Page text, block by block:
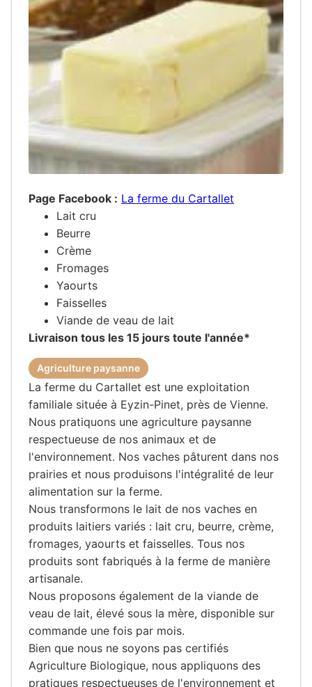
Page Facebook : La ferme du Cartallet
Lait cru
Beurre
Crème
Fromages
Yaourts
Faisselles
Viande de veau de lait
Livraison tous les 15 jours toute l'année*
Agriculture paysanne
La ferme du Cartallet est une exploitation
familiale située à Eyzin-Pinet, près de Vienne.
Nous pratiquons une agriculture paysanne
respectueuse de nos animaux et de
l'environnement. Nos vaches pâturent dans nos
prairies et nous produisons l'intégralité de leur
alimentation sur la ferme.
Nous transformons le lait de nos vaches en
produits laitiers variés : lait cru, beurre, crème,
fromages, yaourts et faisselles. Tous nos
produits sont fabriqués à la ferme de manière
artisanale.
Nous proposons également de la viande de
veau de lait, élevé sous la mère, disponible sur
commande une fois par mois.
Bien que nous ne soyons pas certifiés
Agriculture Biologique, nous appliquons des
pratiques respectueuses de l'environnement et